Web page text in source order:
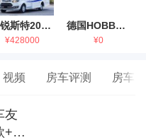
拓锐斯特2021款 福特T型锐典版房车
¥428000
德国HOBBY拖挂房车豪华版
¥0
视频 房车评测 房车
友
+额